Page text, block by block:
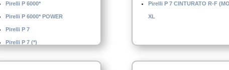
Pirelli P 6000*
Pirelli P 6000* POWER
Pirelli P 7
Pirelli P 7 (*)
Pirelli P 7 CINTURATO R-F
XL